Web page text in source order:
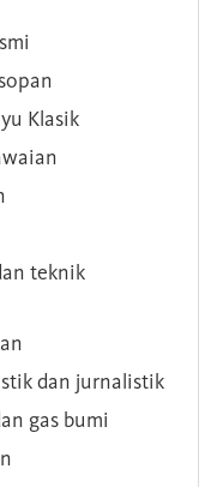
Klasik
teknik
dan jurnalistik
gas bumi